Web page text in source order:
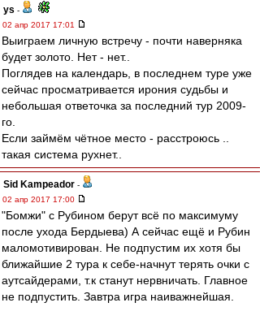
ys -
02 апр 2017 17:01
Выиграем личную встречу - почти наверняка
будет золото. Нет - нет..
Поглядев на календарь, в последнем туре уже
сейчас просматривается ирония судьбы и
небольшая ответочка за последний тур 2009-
го.
Если займём чётное место - расстроюсь ..
такая система рухнет..
Sid Kampeador -
02 апр 2017 17:00
"Бомжи" с Рубином берут всё по максимуму
после ухода Бердыева) А сейчас ещё и Рубин
маломотивирован. Не подпустим их хотя бы
ближайшие 2 тура к себе-начнут терять очки с
аутсайдерами, т.к станут нервничать. Главное
не подпустить. Завтра игра наиважнейшая.